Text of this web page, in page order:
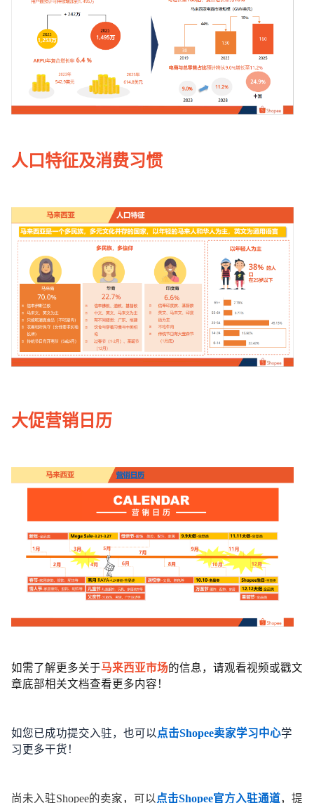
人口特征及消费习惯
大促营销日历
如需了解更多关于马来西亚市场的信息，请观看视频或戳文
章底部相关文档查看更多内容！
如您已成功提交入驻，也可以 点击Shopee卖家学习中心学
习更多干货！
尚未入驻Shopee的卖家，可以 点击Shopee官方入驻通道，提